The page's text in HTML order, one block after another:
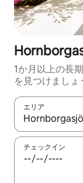
1か月以上の長
を見つけましょ
エリア
検索結果が表
チェックイン